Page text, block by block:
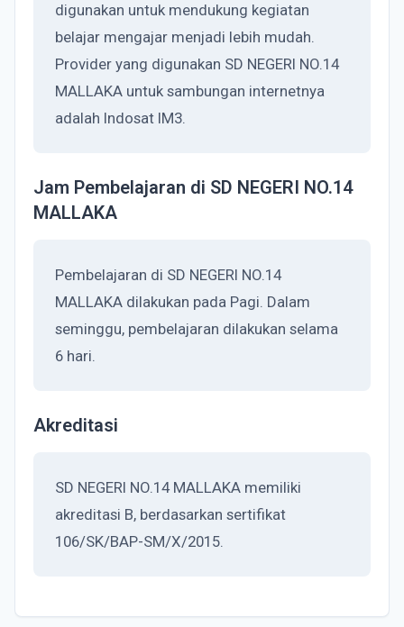
digunakan untuk mendukung kegiatan
belajar mengajar menjadi lebih mudah.
Provider yang digunakan SD NEGERI NO.14
MALLAKA untuk sambungan internetnya
adalah Indosat IM3.
Jam Pembelajaran di SD NEGERI NO.14
MALLAKA
Pembelajaran di SD NEGERI NO.14
MALLAKA dilakukan pada Pagi. Dalam
seminggu, pembelajaran dilakukan selama
6 hari.
Akreditasi
SD NEGERI NO.14 MALLAKA memiliki
akreditasi B, berdasarkan sertifikat
106/SK/BAP-SM/X/2015.